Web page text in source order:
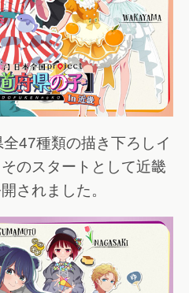
47種類の描き下ろしイ
のスタートとして近畿
されました。